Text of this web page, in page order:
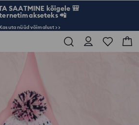
SAATMINE kõigele 🎒
📲
nüüd võimalust >>